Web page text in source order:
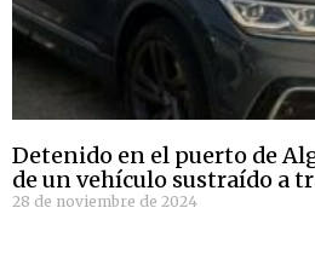
Detenido en el puerto de
de un vehículo sustraído a
28 de noviembre de 2024